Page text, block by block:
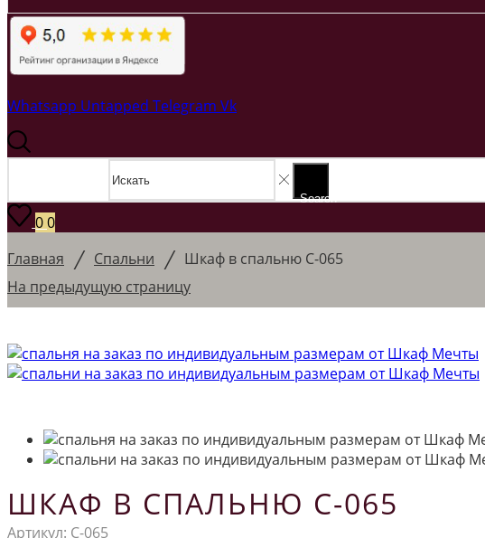
Whatsapp Untapped Telegram Vk
Search
00
Главная / Спальни / Шкаф в спальню С-065
На предыдущую страницу
ШКАФ В СПАЛЬНЮ С-065
Артикул: С-065